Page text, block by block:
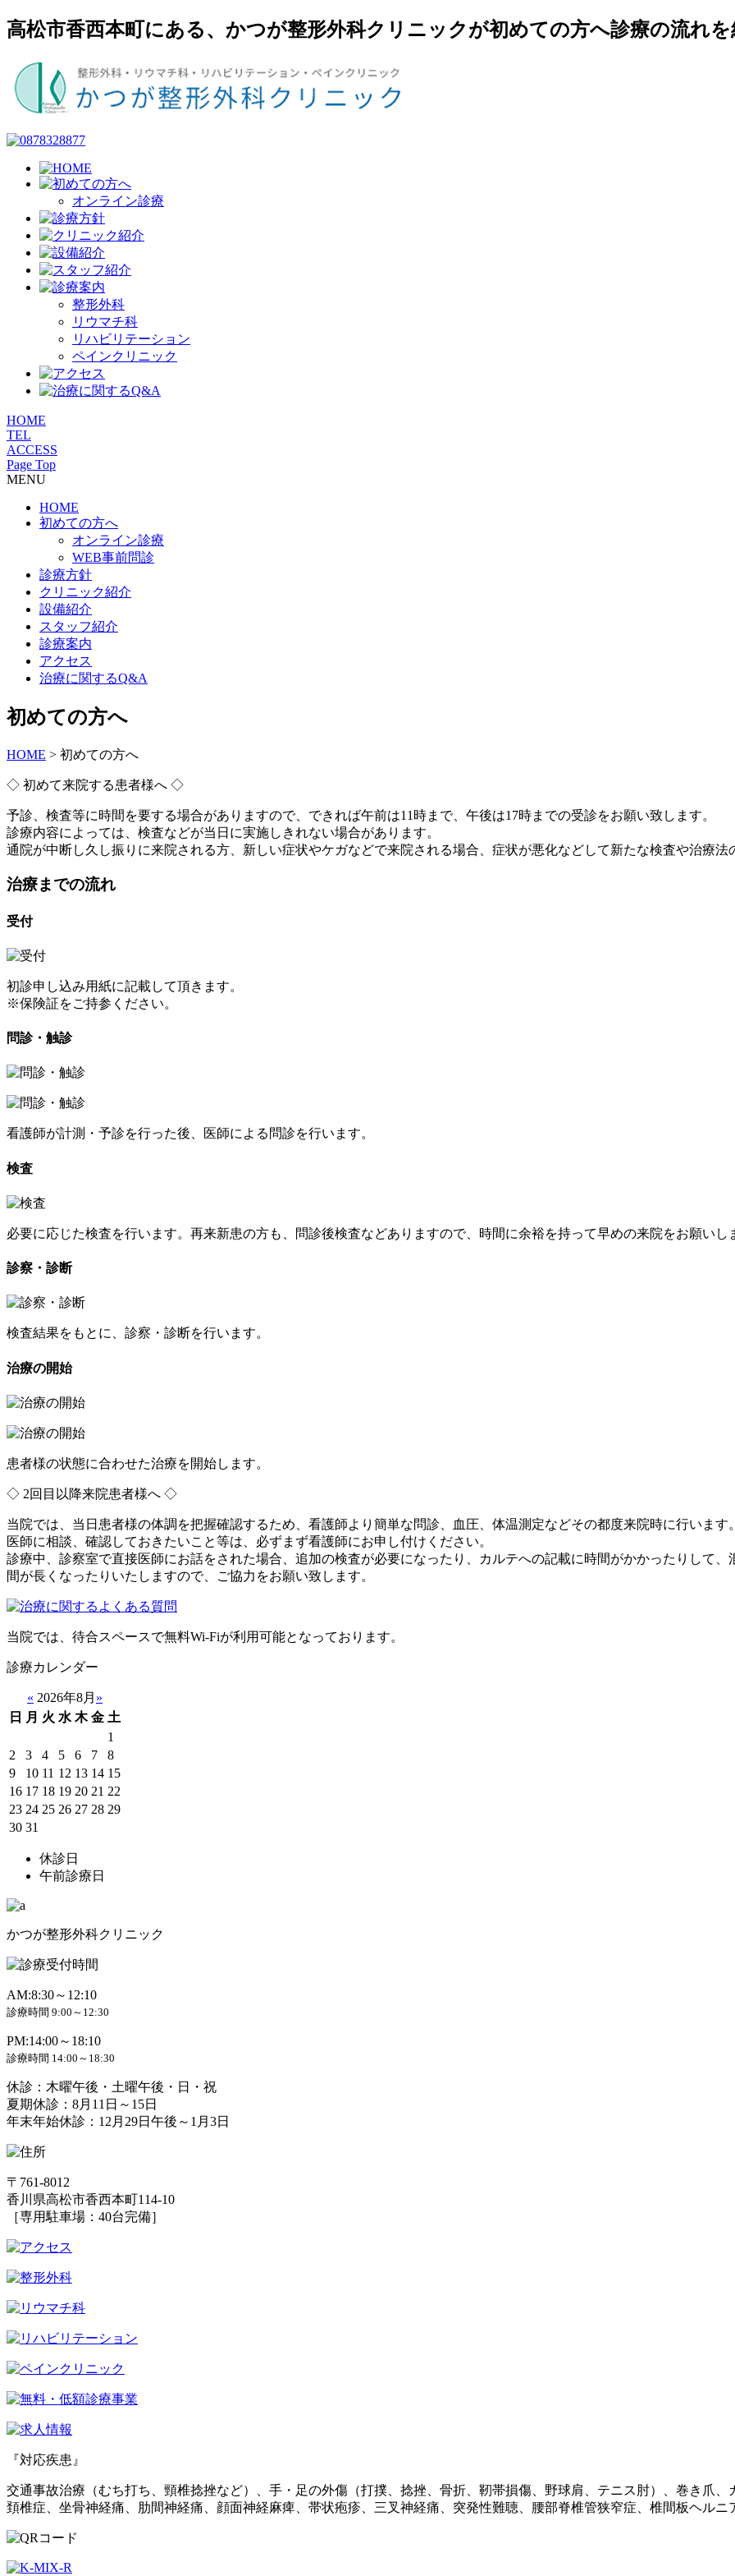
高松市香西本町にある、かつが整形外科クリニックが初めての方へ診療の流れ
オンライン診療
整形外科
リウマチ科
リハビリテーション
ペインクリニック
HOME
TEL
ACCESS
Page Top
MENU
HOME
初めての方へ
オンライン診療
WEB事前問診
診療方針
クリニック紹介
設備紹介
スタッフ紹介
診療案内
アクセス
治療に関するQ&A
初めての方へ
HOME > 初めての方へ
◇ 初めて来院する患者様へ ◇
予診、検査等に時間を要する場合がありますので、 できれば午前は11時まで、午後は17時までの受診をお願い致します。
診療内容によっては、検査などが当日に実施しきれない場合があります。
通院が中断し久し振りに来院される方、新しい症状やケガなどで来院される場合、症状が悪化などして新たな検査や治療
治療までの流れ
受付
初診申し込み用紙に記載して頂きます。
※保険証をご持参ください。
問診・触診
看護師が計測・予診を行った後、医師による問診を行います。
検査
必要に応じた検査を行います。再来新患の方も、問診後検査などありますので、時間に余裕を持って早めの来院をお願いし
診察・診断
検査結果をもとに、診察・診断を行います。
治療の開始
患者様の状態に合わせた治療を開始します。
◇ 2回目以降来院患者様へ ◇
当院では、当日患者様の体調を把握確認するため、看護師より簡単な問診、血圧、体温測定などその都度来院時に行います
医師に相談、確認しておきたいこと等は、 必ずまず看護師にお申し付けください。
診療中、診察室で直接医師にお話をされた場合、追加の検査が必要になったり、カルテへの記載に時間がかかったりして
間が長くなったりいたしますので、ご協力をお願い致します。
当院では、待合スペースで無料Wi-Fiが利用可能となっております。
診療カレンダー
« 2026年8月 »
日
月 火 水 木 金 土
1
2
3 4 5 6 7
8
9
10 11 12 13 14 15
16 17 18 19 20 21 22
23 24 25 26 27 28 29
30 31
休診日
午前診療日
かつが整形外科クリニック
AM:8:30～12:10
診療時間 9:00～12:30
PM:14:00～18:10
診療時間 14:00～18:30
休診：木曜午後・土曜午後・日・祝
夏期休診：8月11日～15日
年末年始休診：12月29日午後～1月3日
〒761-8012
香川県高松市香西本町114-10
［専用駐車場：40台完備］
『対応疾患』
交通事故治療（むち打ち、頸椎捻挫など）、手・足の外傷（打撲、捻挫、骨折、靭帯損傷、野球肩、テニス肘）、巻き爪
頚椎症、坐骨神経痛、肋間神経痛、顔面神経麻痺、帯状疱疹、三叉神経痛、突発性難聴、腰部脊椎管狭窄症、椎間板ヘルニ